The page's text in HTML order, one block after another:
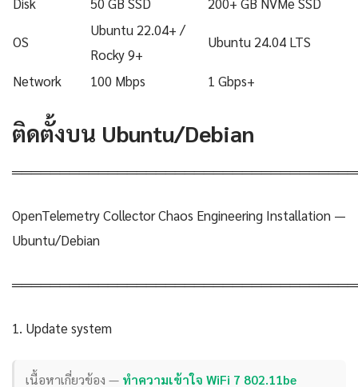
OS
Ubuntu 22.04+ /
Rocky 9+
Ubuntu 24.04 LTS
Network 100 Mbps 1 Gbps+
ติดตั้งบน Ubuntu/Debian
OpenTelemetry Collector Chaos Engineering Installation —
Ubuntu/Debian
1. Update system
เนื้อหาเกี่ยวข้อง — ทำความเข้าใจ WiFi 7 802.11be